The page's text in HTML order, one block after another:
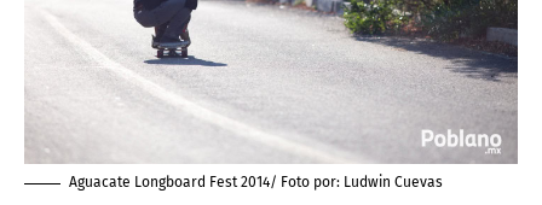
Aguacate Longboard Fest 2014/ Foto por: Ludwin Cuevas